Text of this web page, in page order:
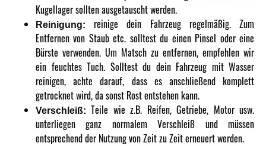
Kugellager sollten ausgetauscht werden.
Reinigung:
reinige dein Fahrzeug regelmäßig. Zum
Entfernen von Staub etc. solltest du einen Pinsel oder eine
Bürste verwenden. Um Matsch zu entfernen, empfehlen wir
ein feuchtes Tuch. Solltest du dein Fahrzeug mit Wasser
reinigen, achte darauf, dass es anschließend komplett
getrocknet wird, da sonst Rost entstehen kann.
Verschleiß: Teile wie z.B. Reifen, Getriebe, Motor usw.
unterliegen ganz normalem Verschleiß und müssen
entsprechend der Nutzung von Zeit zu Zeit erneuert werden.